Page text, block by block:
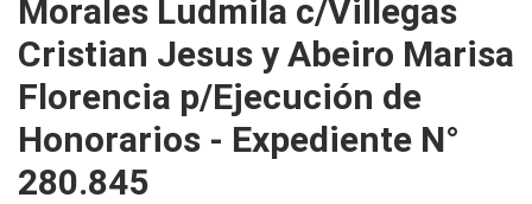
Morales Ludmila c/Villegas
Cristian Jesus y Abeiro Marisa
Florencia p/Ejecución de
Honorarios - Expediente N°
280.845